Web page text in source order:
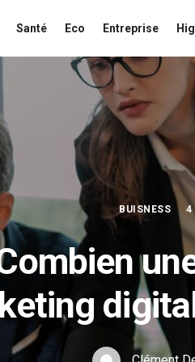
Santé Eco Entreprise
BUISNESS 4